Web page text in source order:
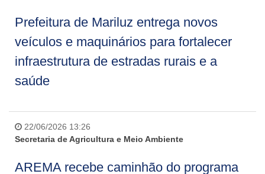
Prefeitura de Mariluz entrega novos
veículos e maquinários para fortalecer
infraestrutura de estradas rurais e a
saúde
22/06/2026 13:26
Secretaria de Agricultura e Meio Ambiente
AREMA recebe caminhão do programa